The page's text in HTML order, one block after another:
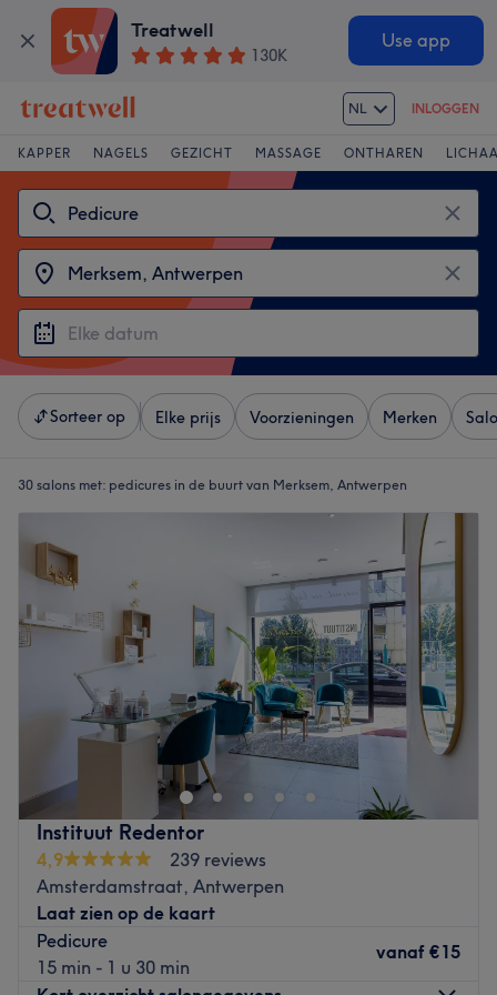
Treatwell
130K
Use app
NL INLOGGEN
KAPPER NAGELS GEZICHT MASSAGE ONTHAREN
Sorteer op Elke prijs Voorzieningen Merken
30 salons met: pedicures in de buurt van Merksem, Antwerpen
Instituut Redentor
4,9
239 reviews
Amsterdamstraat, Antwerpen
Laat zien op de kaart
Pedicure
15 min - 1 u 30 min
vanaf €15